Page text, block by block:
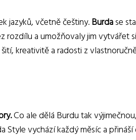
jazyků, včetně češtiny.Burdase
a umožňovaly jim vytvářet
kreativitě a radosti z
Co ale dělá Burdu tak
Style vychází každý měsíc a